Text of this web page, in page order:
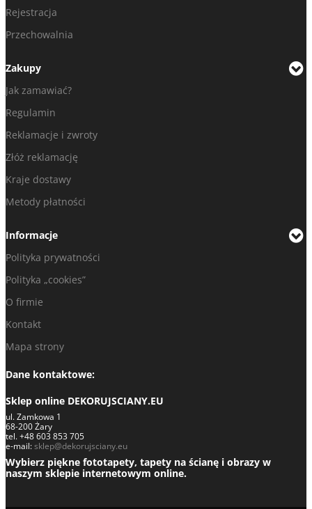
Rejestracja
Przechowalnia
Zakupy
Jak zamawiać?
Regulamin
Reklamacje i zwroty
Złóż reklamację
Kraje dostawy
Metody płatności
Informacje
Polityka prywatności
Polityka „cookies”
O firmie
Kontakt
Mapa strony
Dane kontaktowe:
Sklep online DEKORUJSCIANY.EU
ul. Zamkowa 1
68-200 Żary
tel. +48 603 853 705
e-mail:sklep@dekorujsciany.eu
Wybierz piękne fototapety, tapety na ścianę i obrazy w
naszym sklepie internetowym online.